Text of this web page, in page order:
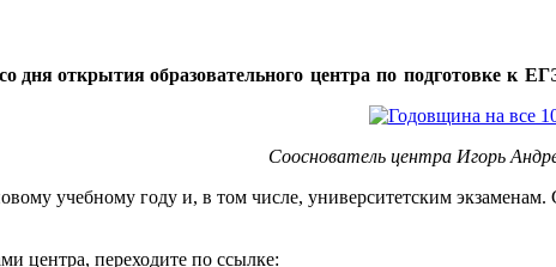
дня открытия образовательного центра по подготовке
Сооснователь центра Игорь
учебному году и, в том числе, университетским
центра, переходите по ссылке: